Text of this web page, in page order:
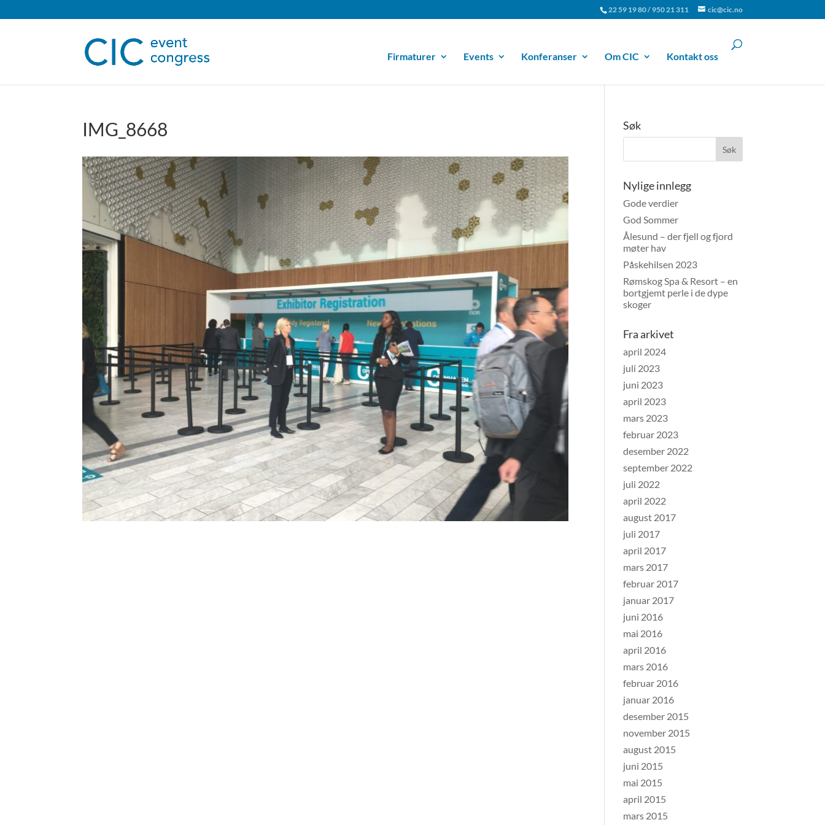
22 59 19 80 / 950 21 311 cic@cic.no
Firmaturer Events Konferanser Om CIC Kontakt oss
IMG_8668 Søk
Nylige innlegg
Gode verdier
God Sommer
Ålesund – der fjell og fjord
møter hav
Påskehilsen 2023
Rømskog Spa & Resort – en
bortgjemt perle i de dype
skoger
Fra arkivet
april 2024
juli 2023
juni 2023
april 2023
mars 2023
februar 2023
desember 2022
september 2022
juli 2022
april 2022
august 2017
juli 2017
april 2017
mars 2017
februar 2017
januar 2017
juni 2016
mai 2016
april 2016
mars 2016
februar 2016
januar 2016
desember 2015
november 2015
august 2015
juni 2015
mai 2015
april 2015
mars 2015